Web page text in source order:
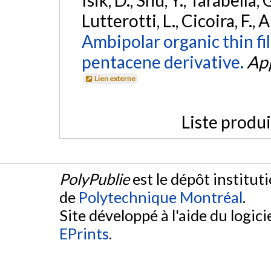
Lutterotti, L., Cicoira, F.,
Ambipolar organic thin
pentacene derivative.
Lien externe
Liste
PolyPublieest le dépôt
de Polytechnique Montréal.
Site développé à l'aide du
EPrints.